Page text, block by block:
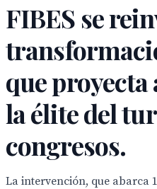
FIBES se
que proyecta
la élite del
congresos.
La intervención, que abarca